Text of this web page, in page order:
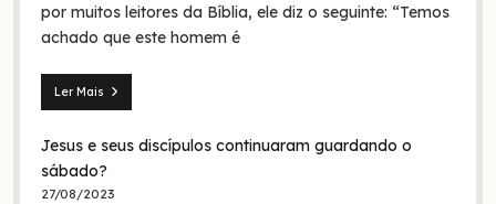
em
nome
por muitos leitores da Bíblia, ele diz o seguinte: “Temos
achado que este homem é
Ler Mais
Seita
nazarenos:
quem
foram
Jesus e seus discípulos continuaram guardando o
sábado?
27/08/2023